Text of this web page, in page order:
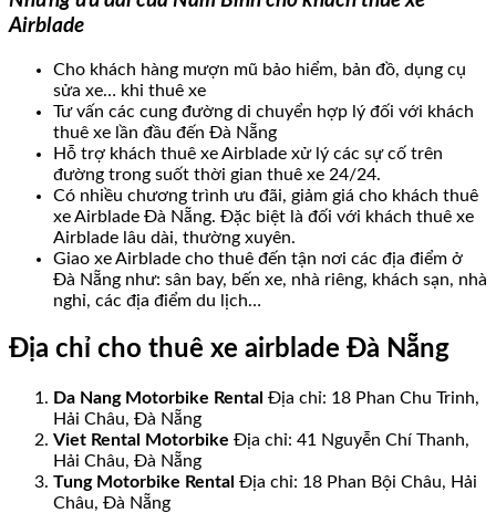
Airblade
Cho khách hàng mượn mũ bảo hiểm, bản đồ, dụng cụ
sửa xe… khi thuê xe
Tư vấn các cung đường di chuyển hợp lý đối với khách
thuê xe lần đầu đến Đà Nẵng
Hỗ trợ khách thuê xe Airblade xử lý các sự cố trên
đường trong suốt thời gian thuê xe 24/24.
Có nhiều chương trình ưu đãi, giảm giá cho khách thuê
xe Airblade Đà Nẵng. Đặc biệt là đối với khách thuê xe
Airblade lâu dài, thường xuyên.
Giao xe Airblade cho thuê đến tận nơi các địa điểm ở
Đà Nẵng như: sân bay, bến xe, nhà riêng, khách sạn, nhà
nghỉ, các địa điểm du lịch…
Địa chỉ cho thuê xe airblade Đà Nẵng
Da Nang Motorbike Rental Địa chỉ: 18 Phan Chu Trinh,
Hải Châu, Đà Nẵng
Viet Rental Motorbike Địa chỉ: 41 Nguyễn Chí Thanh,
Hải Châu, Đà Nẵng
Tung Motorbike Rental Địa chỉ: 18 Phan Bội Châu, Hải
Châu, Đà Nẵng